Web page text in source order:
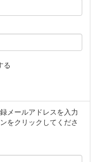
る
メールアドレスを入力
をクリックしてくださ